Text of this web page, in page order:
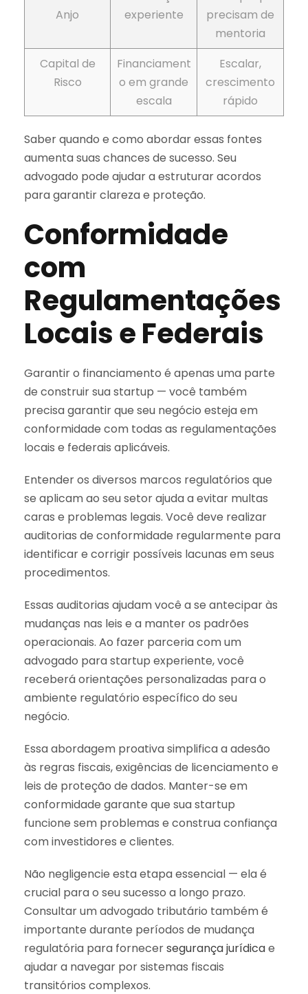
Anjo
experiente
precisam de
mentoria
Capital de
Risco
Financiament
o em grande
escala
Escalar,
crescimento
rápido
Saber quando e como abordar essas fontes
aumenta suas chances de sucesso. Seu
advogado pode ajudar a estruturar acordos
para garantir clareza e proteção.
Conformidade
com
Regulamentações
Locais e Federais
Garantir o financiamento é apenas uma parte
de construir sua startup — você também
precisa garantir que seu negócio esteja em
conformidade com todas as regulamentações
locais e federais aplicáveis.
Entender os diversos marcos regulatórios que
se aplicam ao seu setor ajuda a evitar multas
caras e problemas legais. Você deve realizar
auditorias de conformidade regularmente para
identificar e corrigir possíveis lacunas em seus
procedimentos.
Essas auditorias ajudam você a se antecipar às
mudanças nas leis e a manter os padrões
operacionais. Ao fazer parceria com um
advogado para startup experiente, você
receberá orientações personalizadas para o
ambiente regulatório específico do seu
negócio.
Essa abordagem proativa simplifica a adesão
às regras fiscais, exigências de licenciamento e
leis de proteção de dados. Manter-se em
conformidade garante que sua startup
funcione sem problemas e construa confiança
com investidores e clientes.
Não negligencie esta etapa essencial — ela é
crucial para o seu sucesso a longo prazo.
Consultar um advogado tributário também é
importante durante períodos de mudança
regulatória para fornecersegurança jurídicae
ajudar a navegar por sistemas fiscais
transitórios complexos.